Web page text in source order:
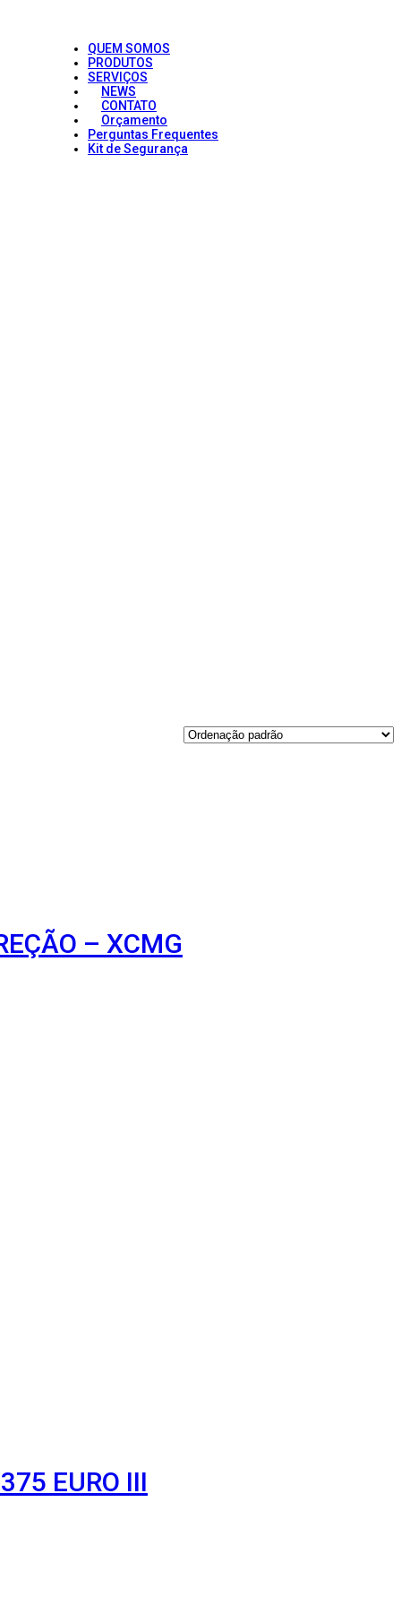
QUEM SOMOS
PRODUTOS
SERVIÇOS
NEWS
CONTATO
Orçamento
Perguntas Frequentes
Kit de Segurança
– XCMG
EURO III